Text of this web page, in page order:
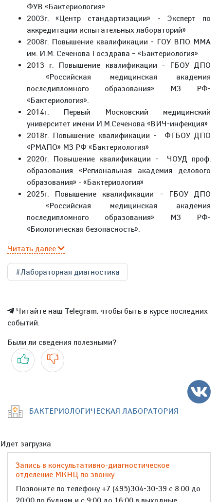
ФУВ «Бактериология»
2003г. «Центр стандартизации» - Эксперт по
аккредитации испытательных лабораторий»
2008г. Повышение квалификации - ГОУ ВПО ММА
им. И.М. Сеченова Госздрава – «Бактериология»
2013 г. Повышение квалификации - ГБОУ ДПО
«Российская медицинская академия
последипломного образования» МЗ РФ-
«Бактериология».
2014г. Первый Московский медицинский
университет имени И.М.Сеченова «ВИЧ-инфекция»
2018г. Повышение квалификации - ФГБOУ ДПО
«РМАПО» МЗ РФ «Бактериология»
2020г. Повышение квалификации - ЧОУД проф.
образования «Региональная академия делового
образования» - «Бактериология»
2025г. Повышение квалификации - ГБОУ ДПО
«Российская медицинская академия
последипломного образования» МЗ РФ-
«Биологическая безопасность».
Читать далее
#Лабораторная диагностика
Читайте наш Telegram, чтобы быть в курсе последних
событий.
Были ли сведения полезными?
Да Нет
БАКТЕРИОЛОГИЧЕСКАЯ ЛАБОРАТОРИЯ
Идет загрузка
Запись в консультативно-диагностическое
отделение МКНЦ по звонку
Позвоните по телефону +7 (495)304-30-39 с 8:00 до